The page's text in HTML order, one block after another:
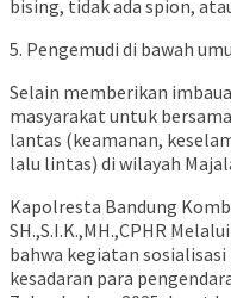
bising, tidak ada spion,
5. Pengemudi di bawah
Selain memberikan
masyarakat untuk
lantas (keamanan,
lalu lintas) di wilayah
Kapolresta Bandung
SH.,S.I.K.,MH.,CPHR
bahwa kegiatan
kesadaran para